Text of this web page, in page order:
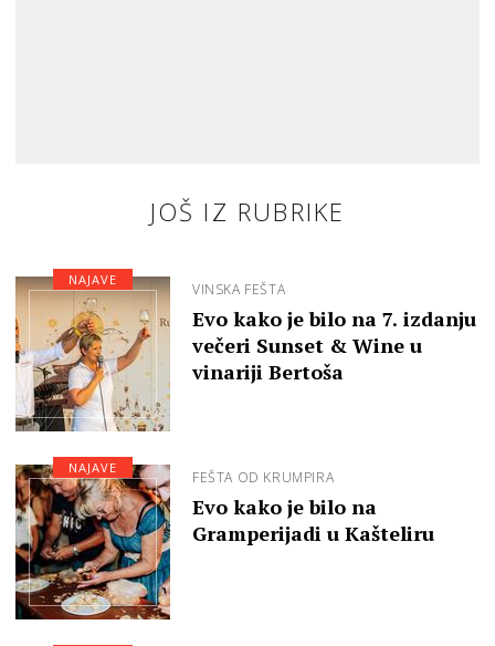
JOŠ IZ RUBRIKE
VINSKA FEŠTA
Evo kako je bilo na 7. izdanju
večeri Sunset & Wine u
vinariji Bertoša
NAJAVE
FEŠTA OD KRUMPIRA
Evo kako je bilo na
Gramperijadi u Kašteliru
NAJAVE